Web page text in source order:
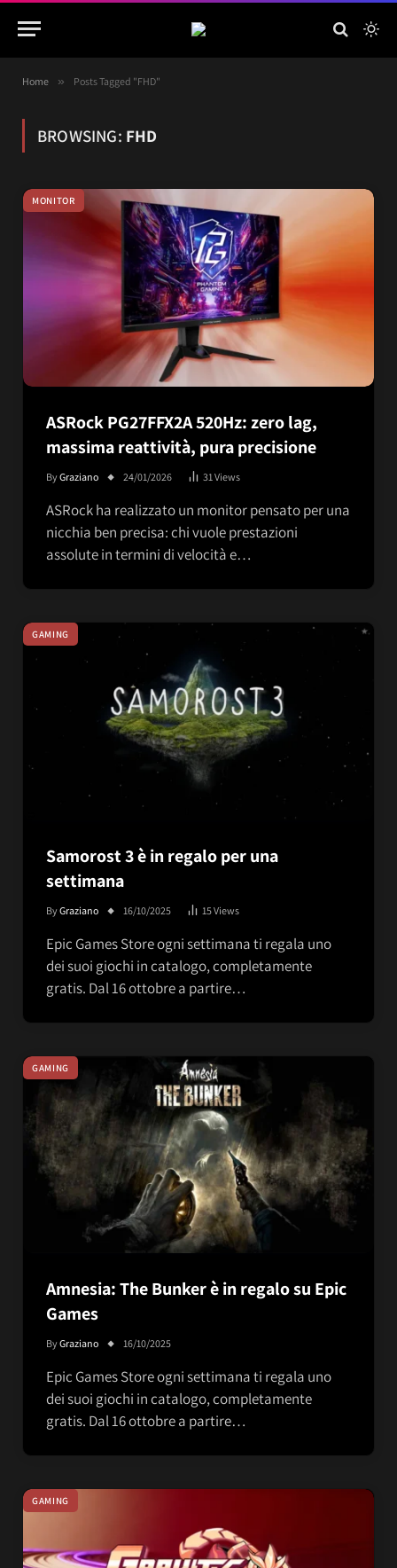
Home » Posts Tagged "FHD"
BROWSING: FHD
MONITOR
ASRock PG27FFX2A 520Hz: zero lag,
massima reattività, pura precisione
ByGraziano 24/01/2026 31 Views
ASRock ha realizzato un monitor pensato per una
nicchia ben precisa: chi vuole prestazioni
assolute in termini di velocità e…
GAMING
Samorost 3 è in regalo per una
settimana
ByGraziano 16/10/2025 15Views
Epic Games Store ogni settimana ti regala uno
dei suoi giochi in catalogo, completamente
gratis. Dal 16 ottobre a partire…
GAMING
Amnesia: The Bunker è in regalo su Epic
Games
ByGraziano 16/10/2025
Epic Games Store ogni settimana ti regala uno
dei suoi giochi in catalogo, completamente
gratis. Dal 16 ottobre a partire…
GAMING